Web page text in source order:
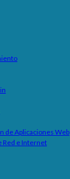
de Aplicaciones Web
Red e Internet